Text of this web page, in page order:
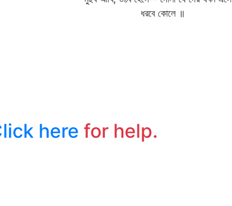
ধরবে কোলে ॥
here for help.